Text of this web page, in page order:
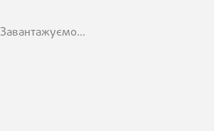
Завантажуємо...